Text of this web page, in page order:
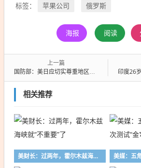
标签： 苹果公司 俄罗斯
海报 阅读
上一篇
国防部：美日应切实尊重地区国家安全关切，不得引入“堤丰”中导系统 印度26岁“富二代”山
相关推荐
美财长：过两年，霍尔木兹海峡就“不重要”了